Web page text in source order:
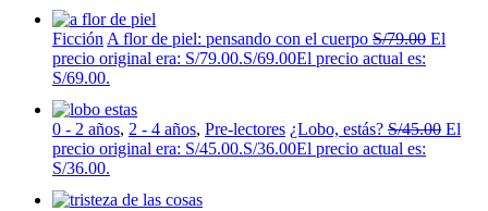
Ficción A flor de piel: pensando con el cuerpo S/79.00 El
precio original era: S/79.00.S/69.00El precio actual es:
S/69.00.
0 - 2 años, 2 - 4 años, Pre-lectores ¿Lobo, estás? S/45.00 El
precio original era: S/45.00.S/36.00El precio actual es:
S/36.00.